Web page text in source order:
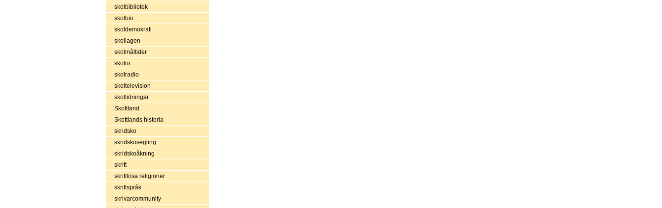
skolbibliotek
skolbio
skoldemokrati
skollagen
skolmåltider
skolor
skolradio
skoltelevision
skoltidningar
Skottland
Skottlands historia
skridsko
skridskosegling
skridskoåkning
skrift
skriftlösa religioner
skriftspråk
skrivarcommunity